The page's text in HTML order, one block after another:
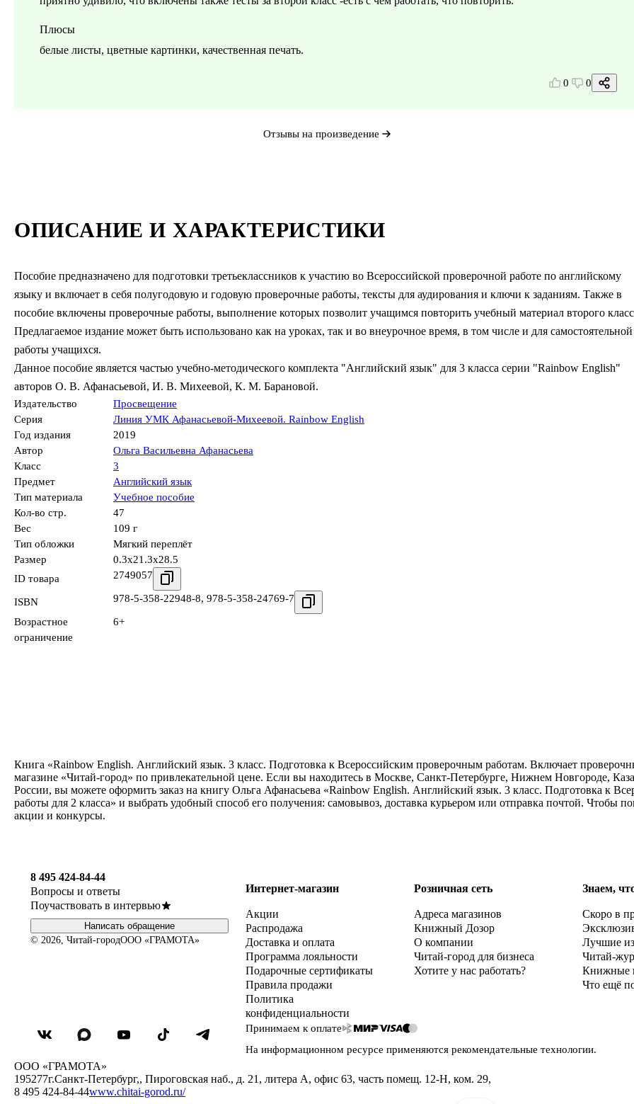
ОПИСАНИЕ И ХАРАКТЕРИСТИКИ
Пособие предназначено для подготовки третьеклассников к участию во Всероссийской проверочной работе по английскому
языку и включает в себя полугодовую и годовую проверочные работы, тексты для аудирования и ключи к заданиям. Также в
пособие включены проверочные работы, выполнение которых позволит учащимся повторить учебный материал второго
Предлагаемое издание может быть использовано как на уроках, так и во внеурочное время, в том числе и для самостоятельной
работы учащихся.
Данное пособие является частью учебно-методического комплекта "Английский язык" для 3 класса серии "Rainbow English"
авторов О. В. Афанасьевой, И. В. Михеевой, К. М. Барановой.
Издательство
Просвещение
Серия
Линия УМК Афанасьевой-Михеевой. Rainbow English
Год издания
2019
Автор
Ольга Васильевна Афанасьева
Класс
3
Предмет
Английский язык
Тип материала
Учебное пособие
Кол-во стр.
47
Вес
109 г
Тип обложки
Мягкий переплёт
Размер
0.3x21.3x28.5
ID товара
2749057
ISBN 978-5-358-22948-8, 978-5-358-24769-7
Возрастное
ограничение
6+
Плюсы
белые листы, цветные картинки, качественная печать.
0 0
Отзывы на произведение
Книга «Rainbow English. Английский язык. 3 класс. Подготовка к Всероссийским проверочным работам. Включает
магазине «Читай-город» по привлекательной цене. Если вы находитесь в Москве, Санкт-Петербурге, Нижнем Новгороде,
России, вы можете оформить заказ на книгу Ольга Афанасьева «Rainbow English. Английский язык. 3 класс. Подготовка к
работы для 2 класса» и выбрать удобный способ его получения: самовывоз, доставка курьером или отправка почтой. Чтобы
акции и конкурсы.
8 495 424-84-44
Вопросы и ответы
Поучаствовать в интервью
Написать обращение
© 2026, Читай-городООО «ГРАМОТА»
Интернет-магазин
Акции
Распродажа
Доставка и оплата
Программа лояльности
Подарочные сертификаты
Правила продажи
Политика
конфиденциальности
Розничная сеть
Адреса магазинов
Книжный Дозор
О компании
Читай-город для бизнеса
Хотите у нас работать?
Знаем,
Скоро в
Лучшие
Читай-
Книжные
Что ещё
Принимаем к оплате
На информационном ресурсе применяются рекомендательные технологии.
ООО «ГРАМОТА»
195277г.Санкт-Петербург,, Пироговская наб., д. 21, литера А, офис 63, часть помещ. 12-Н, ком. 29,
8 495 424-84-44www.chitai-gorod.ru/